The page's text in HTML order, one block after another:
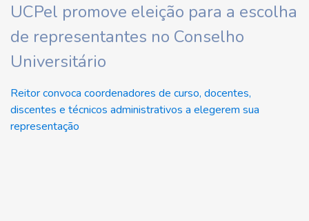
UCPel promove eleição para a escolha
de representantes no Conselho
Universitário
Reitor convoca coordenadores de curso, docentes,
discentes e técnicos administrativos a elegerem sua
representação